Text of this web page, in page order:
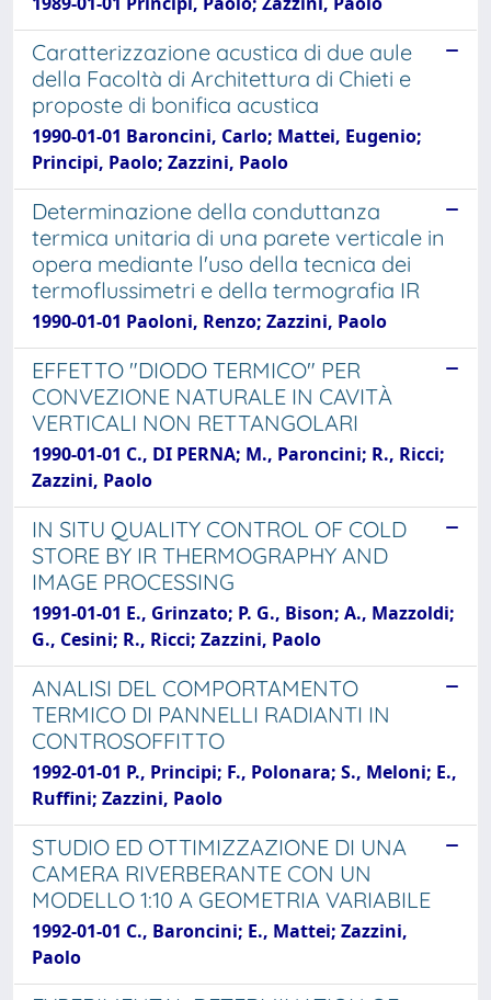
Caratterizzazione acustica di due aule
della Facoltà di Architettura di Chieti e
proposte di bonifica acustica
1990-01-01 Baroncini, Carlo; Mattei, Eugenio;
Principi, Paolo; Zazzini, Paolo
Determinazione della conduttanza
termica unitaria di una parete verticale in
opera mediante l'uso della tecnica dei
termoflussimetri e della termografia IR
1990-01-01 Paoloni, Renzo; Zazzini, Paolo
EFFETTO "DIODO TERMICO" PER
CONVEZIONE NATURALE IN CAVITÀ
VERTICALI NON RETTANGOLARI
1990-01-01 C., DI PERNA; M., Paroncini; R., Ricci;
Zazzini, Paolo
IN SITU QUALITY CONTROL OF COLD
STORE BY IR THERMOGRAPHY AND
IMAGE PROCESSING
1991-01-01 E., Grinzato; P. G., Bison; A., Mazzoldi;
G., Cesini; R., Ricci; Zazzini, Paolo
ANALISI DEL COMPORTAMENTO
TERMICO DI PANNELLI RADIANTI IN
CONTROSOFFITTO
1992-01-01 P., Principi; F., Polonara; S., Meloni; E.,
Ruffini; Zazzini, Paolo
STUDIO ED OTTIMIZZAZIONE DI UNA
CAMERA RIVERBERANTE CON UN
MODELLO 1:10 A GEOMETRIA VARIABILE
1992-01-01 C., Baroncini; E., Mattei; Zazzini,
Paolo